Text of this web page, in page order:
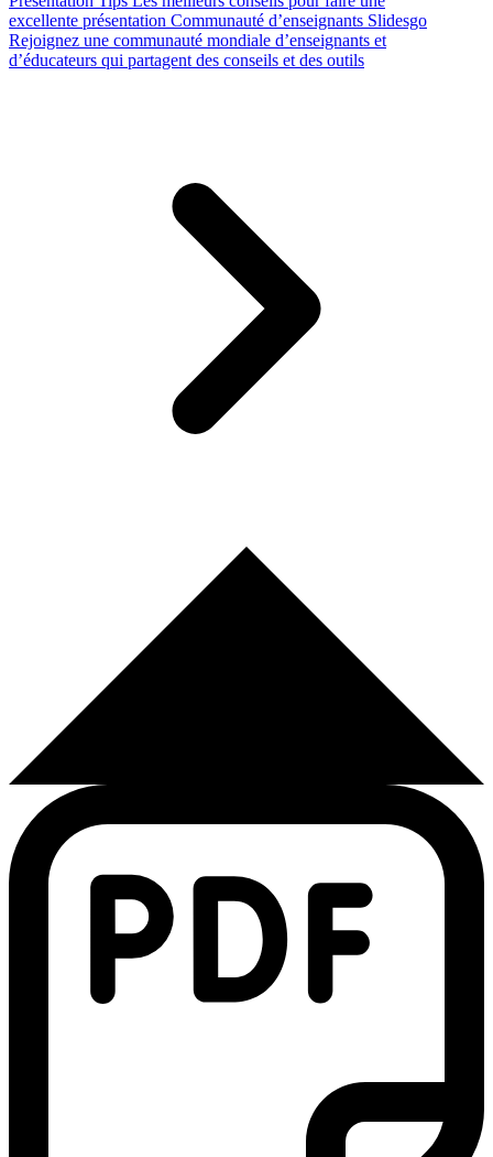
excellente présentation Communauté d’enseignants Slidesgo
Rejoignez une communauté mondiale d’enseignants et
d’éducateurs qui partagent des conseils et des outils